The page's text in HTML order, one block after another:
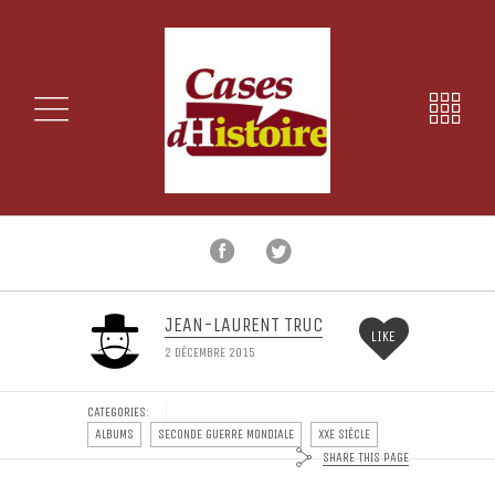
JEAN-LAURENT TRUC
2 DÉCEMBRE 2015
LIKE
CATEGORIES:
ALBUMS
SECONDE GUERRE MONDIALE
XXE SIÈCLE
SHARE THIS PAGE